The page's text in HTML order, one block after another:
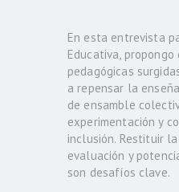
En esta entrevista
Educativa,
pedagógicas
a repensar la
de ensamble
experimentación y
inclusión. Restituir
evaluación y
son desafíos clave.